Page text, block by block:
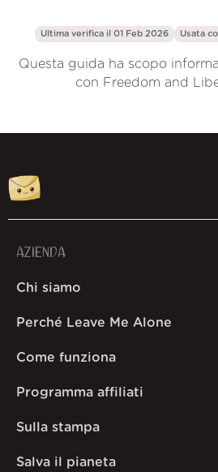
Ultima verifica il 01 Feb 2026 Usata
Questa guida ha scopo
con Freedom and
AZIENDA
Chi siamo
Perché Leave Me Alone
Come funziona
Programma affiliati
Sulla stampa
Salva il pianeta